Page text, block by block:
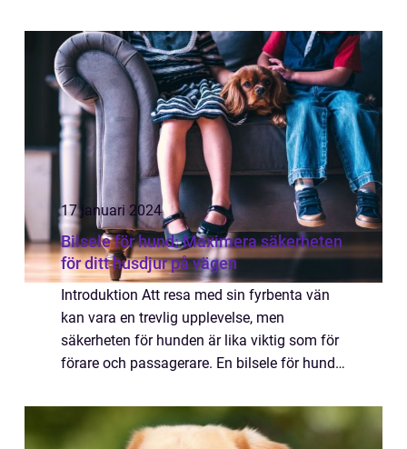
och hantera våra husdjur. Ett sådant verktyg
so...
17 januari 2024
Bilsele för hund: Maximera säkerheten
för ditt husdjur på vägen
Introduktion Att resa med sin fyrbenta vän
kan vara en trevlig upplevelse, men
säkerheten för hunden är lika viktig som för
förare och passagerare. En bilsele för hund,
som kan hjälpa till att minska s...